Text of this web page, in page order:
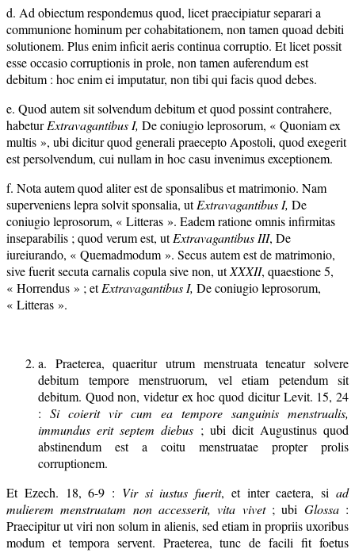
d. Ad obiectum respondemus quod, licet praecipiatur separari a
communione hominum per cohabitationem, non tamen quoad debiti
solutionem. Plus enim inficit aeris continua corruptio. Et licet possit
esse occasio corruptionis in prole, non tamen auferendum est
debitum : hoc enim ei imputatur, non tibi qui facis quod debes.
e. Quod autem sit solvendum debitum et quod possint contrahere,
habeturExtravagantibus I, De coniugio leprosorum, « Quoniam ex
multis », ubi dicitur quod generali praecepto Apostoli, quod exegerit
est persolvendum, cui nullam in hoc casu invenimus exceptionem.
f. Nota autem quod aliter est de sponsalibus et matrimonio. Nam
superveniens lepra solvit sponsalia, utExtravagantibus I, De
coniugio leprosorum, « Litteras ». Eadem ratione omnis infirmitas
inseparabilis ; quod verum est, utExtravagantibus III, De
iureiurando, « Quemadmodum ». Secus autem est de matrimonio,
sive fuerit secuta carnalis copula sive non, utXXXII, quaestione 5,
« Horrendus » ; etExtravagantibus I, De coniugio leprosorum,
« Litteras ».
a. Praeterea, quaeritur utrum menstruata teneatur solvere
debitum tempore menstruorum, vel etiam petendum sit
debitum. Quod non, videtur ex hoc quod dicitur Levit. 15, 24
: Si coierit vir cum ea tempore sanguinis menstrualis,
immundus erit septem diebus ; ubi dicit Augustinus quod
abstinendum est a coitu menstruatae propter prolis
corruptionem.
Et Ezech. 18, 6-9 : Vir si iustus fuerit, et inter caetera, siad
mulierem menstruatam non accesserit, vita vivet; ubi Glossa:
Praecipitur ut viri non solum in alienis, sed etiam in propriis uxoribus
modum et tempora servent. Praeterea, tunc de facili fit foetus